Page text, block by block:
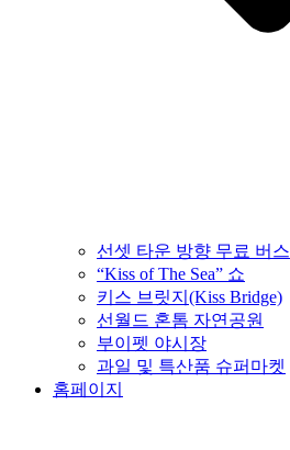
선셋 타운 방향 무료 버스
“Kiss of The Sea” 쇼
키스 브릿지(Kiss Bridge)
선월드 혼톰 자연공원
부이펫 야시장
과일 및 특산품 슈퍼마켓
홈페이지